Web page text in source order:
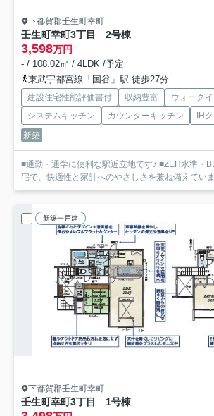
下都賀郡壬生町幸町
壬生町幸町3丁目 2号棟
3,598万円
- / 108.02㎡ / 4LDK /予定
東武宇都宮線「国谷」駅 徒歩27分
建設住宅性能評価書付 収納豊富
ウォーク
システムキッチン
カウンターキッチン
IH
新築
■通勤・通学に便利な駅近立地です♪ ■ZEH水準・
宅で、快適性と家計へのやさしさを兼ね備えてい
新築一戸建
下都賀郡壬生町幸町
壬生町幸町3丁目 1号棟